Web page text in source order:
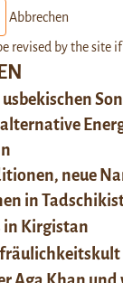
neue
in
in Kirgistan
Abbrechen
revised by the site if